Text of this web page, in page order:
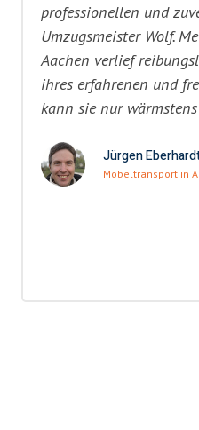
professionellen und
Umzugsmeister Wolf.
Aachen verlief
ihres erfahrenen und
kann sie nur
Jürgen
Möbeltransport in